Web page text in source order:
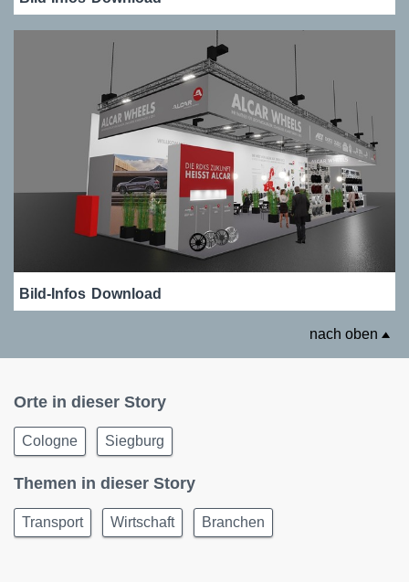
Bild-Infos Download
nach oben
Orte in dieser Story
Cologne Siegburg
Themen in dieser Story
Transport Wirtschaft Branchen